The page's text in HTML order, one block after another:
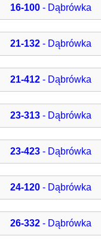
16-100- Dąbrówka
21-132- Dąbrówka
21-412- Dąbrówka
23-313- Dąbrówka
23-423- Dąbrówka
24-120- Dąbrówka
26-332- Dąbrówka